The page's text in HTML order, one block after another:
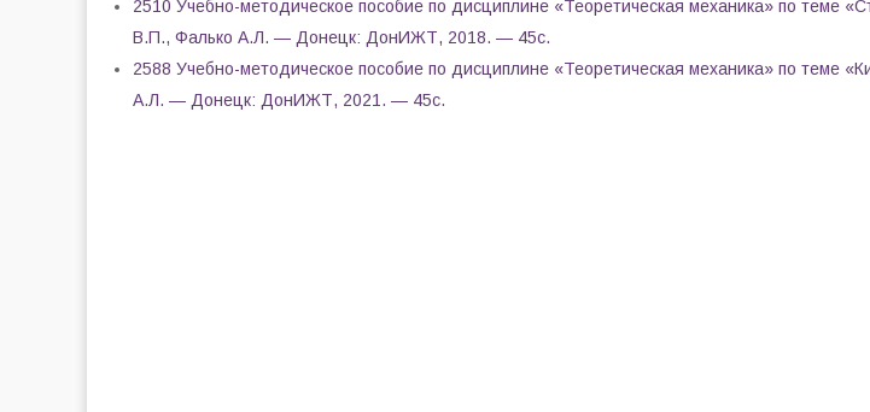
2510 Учебно-методическое пособие по дисциплине «Теоретическая механика» по теме
В.П., Фалько А.Л. — Донецк: ДонИЖТ, 2018. — 45с.
2588 Учебно-методическое пособие по дисциплине «Теоретическая механика» по теме
А.Л. — Донецк: ДонИЖТ, 2021. — 45с.